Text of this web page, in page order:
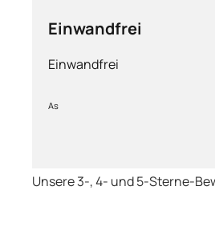
Einwandfrei
Einwandfrei
As
Unsere 3-, 4- und 5-Sterne-